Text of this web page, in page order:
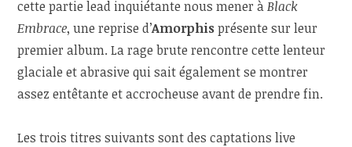
cette partie lead inquiétante nous mener àBlack
Embrace, une reprise d’Amorphisprésente sur leur
premier album. La rage brute rencontre cette lenteur
glaciale et abrasive qui sait également se montrer
assez entêtante et accrocheuse avant de prendre fin.
Les trois titres suivants sont des captations live